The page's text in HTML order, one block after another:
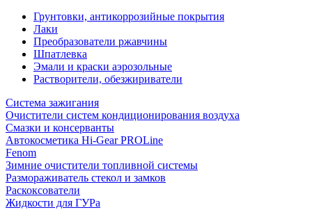
Грунтовки, антикоррозийные покрытия
Лаки
Преобразователи ржавчины
Шпатлевка
Эмали и краски аэрозольные
Растворители, обезжириватели
Система зажигания
Очистители систем кондиционирования воздуха
Смазки и консерванты
Автокосметика Hi-Gear PROLine
Fenom
Зимние очистители топливной системы
Размораживатель стекол и замков
Раскоксователи
Жидкости для ГУРа